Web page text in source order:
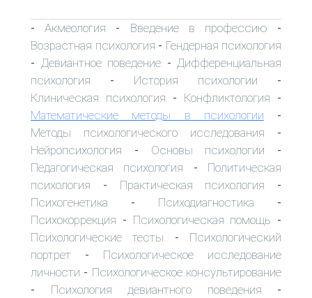
-Акмеология - Введение в профессию -
Возрастная психология - Гендерная психология
- Девиантное поведение - Дифференциальная
психология - История психологии -
Клиническая психология - Конфликтология -
Математические методы в психологии -
Методы психологического исследования -
Нейропсихология - Основы психологии -
Педагогическая психология - Политическая
психология - Практическая психология -
Психогенетика - Психодиагностика -
Психокоррекция - Психологическая помощь -
Психологические тесты - Психологический
портрет - Психологическое исследование
личности - Психологическое консультирование
- Психология девиантного поведения -